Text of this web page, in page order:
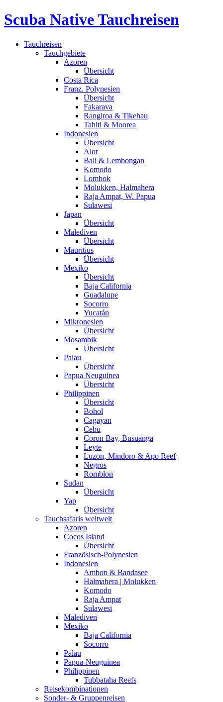
Scuba Native Tauchreisen
Tauchreisen
Tauchgebiete
Azoren
Übersicht
Costa Rica
Franz. Polynesien
Übersicht
Fakarava
Rangiroa & Tikehau
Tahiti & Moorea
Indonesien
Übersicht
Alor
Bali & Lembongan
Komodo
Lombok
Molukken, Halmahera
Raja Ampat, W. Papua
Sulawesi
Japan
Übersicht
Malediven
Übersicht
Mauritius
Übersicht
Mexiko
Übersicht
Baja California
Guadalupe
Socorro
Yucatán
Mikronesien
Übersicht
Mosambik
Übersicht
Palau
Übersicht
Papua Neuguinea
Übersicht
Philippinen
Übersicht
Bohol
Cagayan
Cebu
Coron Bay, Busuanga
Leyte
Luzon, Mindoro & Apo Reef
Negros
Romblon
Sudan
Übersicht
Yap
Übersicht
Tauchsafaris weltweit
Azoren
Cocos Island
Übersicht
Französisch-Polynesien
Indonesien
Ambon & Bandasee
Halmahera | Molukken
Komodo
Raja Ampat
Sulawesi
Malediven
Mexiko
Baja California
Socorro
Palau
Papua-Neuguinea
Philippinen
Tubbataha Reefs
Reisekombinationen
Sonder- & Gruppenreisen